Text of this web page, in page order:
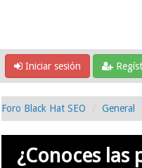
Iniciar sesión
Foro Black Hat SEO General
¿Conoces las